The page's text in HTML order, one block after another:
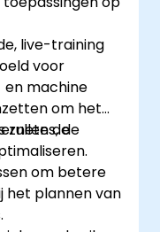
live-training
voor
en machine
om het
de
zullen de
om betere
het plannen van